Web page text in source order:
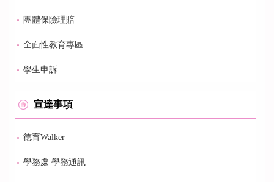
團體保險理賠
全面性教育專區
學生申訴
宣達事項
德育Walker
學務處 學務通訊